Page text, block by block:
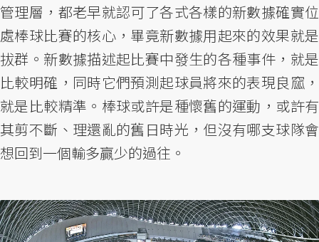
管理層，都老早就認可了各式各樣的新數據確實位
處棒球比賽的核心，畢竟新數據用起來的效果就是
拔群。新數據描述起比賽中發生的各種事件，就是
比較明確，同時它們預測起球員將來的表現良窳，
就是比較精準。棒球或許是種懷舊的運動，或許有
其剪不斷、理還亂的舊日時光，但沒有哪支球隊會
想回到一個輸多贏少的過往。